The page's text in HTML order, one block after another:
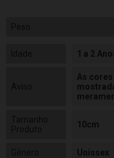
1 a 2
As
10cm
Unissex